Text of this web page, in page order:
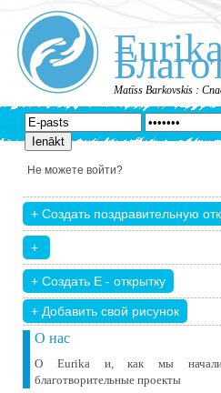
Matīss Barkovskis :
Не можете войти?
+ Добавить свой ​​рисунок
О нас
О Eurika и, как мы
благотворительные проекты